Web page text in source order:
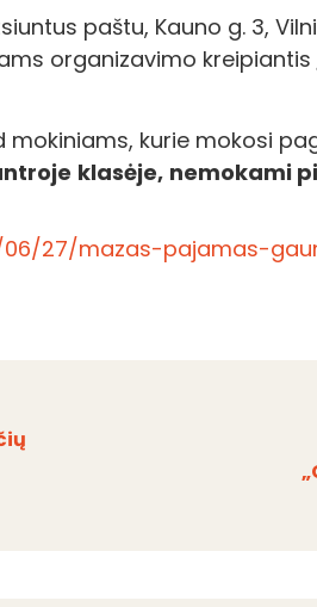
paštu, Kauno g. 3,
organizavimo
mokiniams, kurie mokosi
klasėje, nemokami
27/mazas-pajamas-